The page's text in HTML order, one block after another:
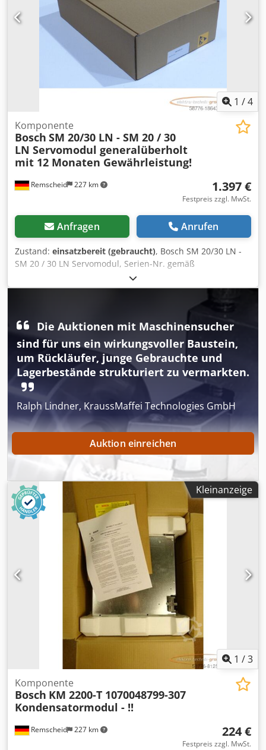
1 /4
Remscheid 227 km
Komponente
Bosch SM 20/30 LN - SM 20 / 30
LN Servomodul generalüberholt
mit 12 Monaten Gewährleistung!
1.397 €
Festpreis zzgl. MwSt.
Anfragen Anrufen
Zustand: einsatzbereit (gebraucht), Bosch SM 20/30 LN -
SM 20 / 30 LN Servomodul, Serien-Nr. gemäß
Foto,gebraucht, fachgerecht komplett überholt und
getestet mit 12 Monaten Gewährleistung, 100%
funktionsfähig, Lieferumfang gem. Fotos,Für diesen Artikel
gelten nicht die vereinbarten Verkaufsrabatte. Preis bitte
separat erfragen Djdpfjv E Tt Nex Ag Rjkr
Die Auktionen mit Maschinensucher
sind für uns ein wirkungsvoller Baustein,
um Rückläufer, junge Gebrauchte und
Lagerbestände strukturiert zu vermarkten.
Ralph Lindner, KraussMaffei Technologies GmbH
Auktion einreichen
Kleinanzeige
1 /3
Remscheid 227 km
Komponente
Bosch KM 2200-T 1070048799-307
Kondensatormodul - !!
224 €
Festpreis zzgl. MwSt.